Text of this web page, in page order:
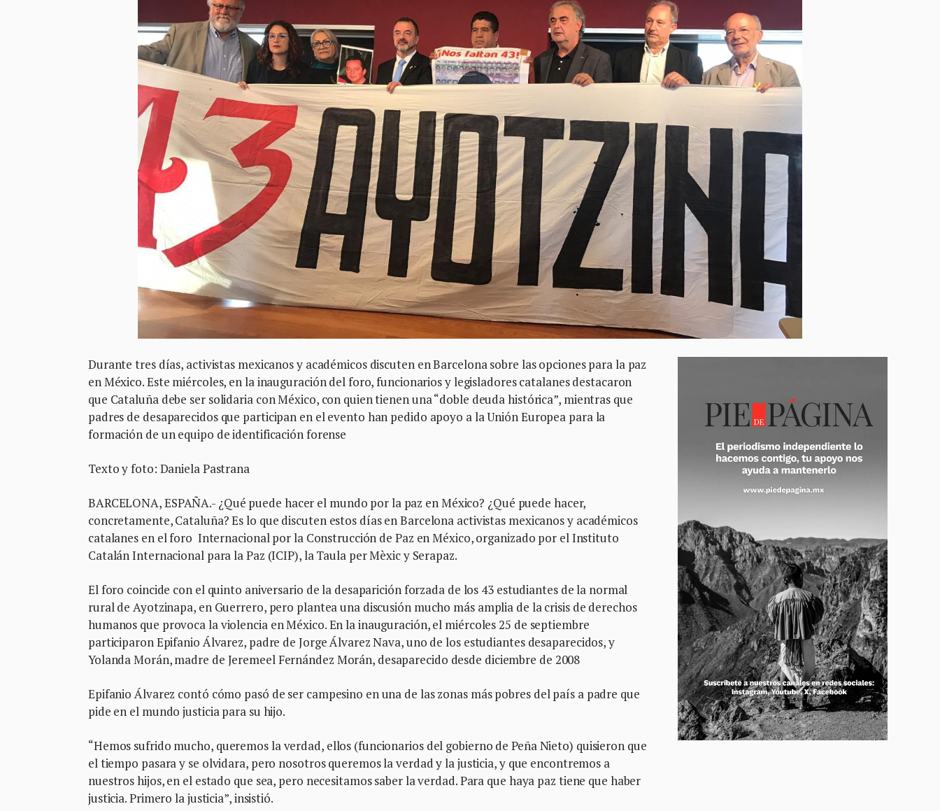
Durante tres días, activistas mexicanos y académicos discuten en Barcelona sobre las opciones para la paz
en México. Este miércoles, en la inauguración del foro, funcionarios y legisladores catalanes destacaron
que Cataluña debe ser solidaria con México, con quien tienen una “doble deuda histórica”, mientras que
padres de desaparecidos que participan en el evento han pedido apoyo a la Unión Europea para la
formación de un equipo de identificación forense
Texto y foto: Daniela Pastrana
BARCELONA, ESPAÑA.- ¿Qué puede hacer el mundo por la paz en México? ¿Qué puede hacer,
concretamente, Cataluña? Es lo que discuten estos días en Barcelona activistas mexicanos y académicos
catalanes en el foro Internacional por la Construcción de Paz en México, organizado por el Instituto
Catalán Internacional para la Paz (ICIP), la Taula per Mèxic y Serapaz.
El foro coincide con el quinto aniversario de la desaparición forzada de los 43 estudiantes de la normal
rural de Ayotzinapa, en Guerrero, pero plantea una discusión mucho más amplia de la crisis de derechos
humanos que provoca la violencia en México. En la inauguración, el miércoles 25 de septiembre
participaron Epifanio Álvarez, padre de Jorge Álvarez Nava, uno de los estudiantes desaparecidos, y
Yolanda Morán, madre de Jeremeel Fernández Morán, desaparecido desde diciembre de 2008
Epifanio Álvarez contó cómo pasó de ser campesino en una de las zonas más pobres del país a padre que
pide en el mundo justicia para su hijo.
“Hemos sufrido mucho, queremos la verdad, ellos (funcionarios del gobierno de Peña Nieto) quisieron que
el tiempo pasara y se olvidara, pero nosotros queremos la verdad y la justicia, y que encontremos a
nuestros hijos, en el estado que sea, pero necesitamos saber la verdad. Para que haya paz tiene que haber
justicia. Primero la justicia”, insistió.